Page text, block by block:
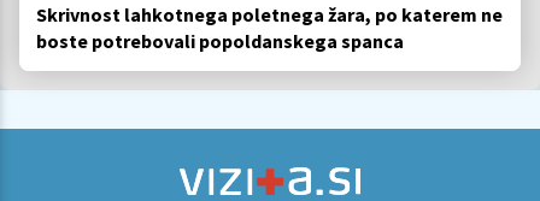
Skrivnost lahkotnega poletnega žara, po katerem ne
boste potrebovali popoldanskega spanca